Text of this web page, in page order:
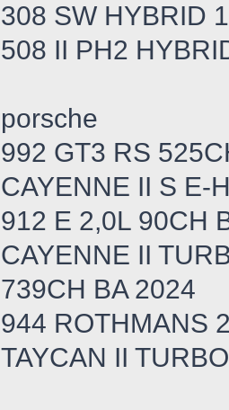
308 SW HYBRID
508 II PH2
porsche
992 GT3 RS
CAYENNE II S E-
912 E 2,0L 90CH
CAYENNE II
739CH BA 2024
944 ROTHMANS
TAYCAN II